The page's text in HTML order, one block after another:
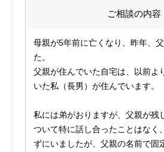
ご相談の内容
母親が5年前に亡くなり、昨年、
た。
父親が住んでいた自宅は、以前よ
いた私（長男）が住んでいます。
私には弟がおりますが、父親が残
ついて特に話し合ったことはなく
ずにいましたが、父親の名前で固